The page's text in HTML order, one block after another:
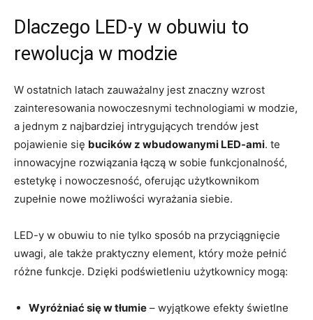
Dlaczego LED-y w obuwiu to
rewolucja w modzie
W ostatnich latach zauważalny jest znaczny wzrost
zainteresowania nowoczesnymi technologiami w modzie,
a jednym z najbardziej intrygujących trendów jest
pojawienie się bucików z wbudowanymi LED-ami. te
innowacyjne rozwiązania łączą w sobie funkcjonalność,
estetykę i nowoczesność, oferując użytkownikom
zupełnie nowe możliwości wyrażania siebie.
LED-y w obuwiu to nie tylko sposób na przyciągnięcie
uwagi, ale także praktyczny element, który może pełnić
różne funkcje. Dzięki podświetleniu użytkownicy mogą:
Wyróżniać się w tłumie – wyjątkowe efekty świetlne